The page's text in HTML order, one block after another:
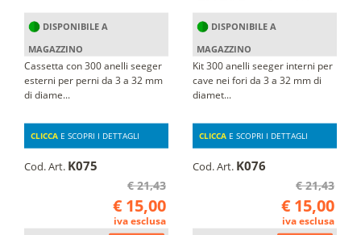
DISPONIBILE A
MAGAZZINO
Cassetta con 300 anelli seeger
esterni per perni da 3 a 32 mm
di diame...
CLICCA E SCOPRI I DETTAGLI
Cod. Art. K075
€ 21,43
€ 15,00
iva esclusa
DISPONIBILE A
MAGAZZINO
Kit 300 anelli seeger interni per
cave nei fori da 3 a 32 mm di
diamet...
CLICCA E SCOPRI I DETTAGLI
Cod. Art. K076
€ 21,43
€ 15,00
iva esclusa